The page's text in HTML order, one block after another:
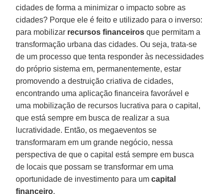
cidades de forma a minimizar o impacto sobre as
cidades? Porque ele é feito e utilizado para o inverso:
para mobilizar recursos financeiros que permitam a
transformação urbana das cidades. Ou seja, trata-se
de um processo que tenta responder às necessidades
do próprio sistema em, permanentemente, estar
promovendo a destruição criativa de cidades,
encontrando uma aplicação financeira favorável e
uma mobilização de recursos lucrativa para o capital,
que está sempre em busca de realizar a sua
lucratividade. Então, os megaeventos se
transformaram em um grande negócio, nessa
perspectiva de que o capital está sempre em busca
de locais que possam se transformar em uma
oportunidade de investimento para um capital
financeiro.